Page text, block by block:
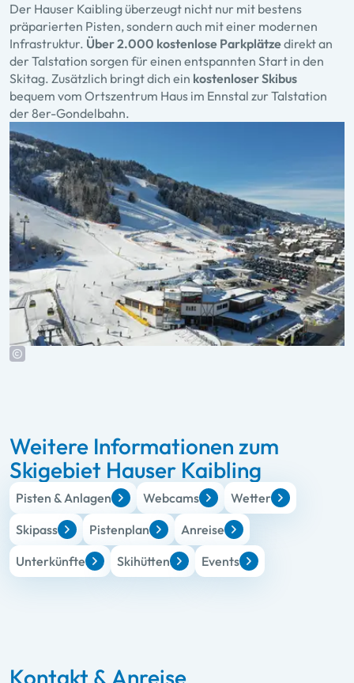
Der Hauser Kaibling überzeugt nicht nur mit bestens
präparierten Pisten, sondern auch mit einer modernen
Infrastruktur. Über 2.000 kostenlose Parkplätzedirekt an
der Talstation sorgen für einen entspannten Start in den
Skitag. Zusätzlich bringt dich ein kostenloser Skibus
bequem vom Ortszentrum Haus im Ennstal zur Talstation
der 8er-Gondelbahn.
Weitere Informationen zum
Skigebiet Hauser Kaibling
Pisten & Anlagen Webcams
Wetter
Skipass
Pistenplan
Anreise
Unterkünfte
Skihütten Events
Kontakt & Anreise